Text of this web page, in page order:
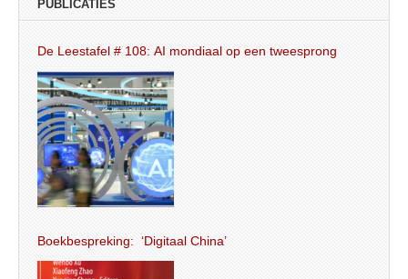
PUBLICATIES
De Leestafel # 108: AI mondiaal op een tweesprong
Boekbespreking: ‘Digitaal China’